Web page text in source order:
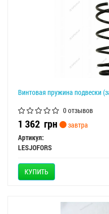
Винтовая пружина подвески
0 отзывов
1 362 грн
завтра
Артикул:
LESJOFORS
КУПИТЬ